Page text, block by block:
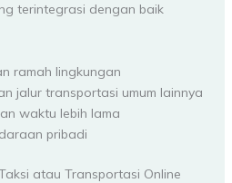
terintegrasi dengan baik
ramah lingkungan
jalur transportasi umum lainnya
waktu lebih lama
pribadi
atau Transportasi Online